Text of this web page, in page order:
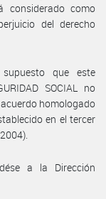
considerado como
del derecho
que este
SOCIAL no
homologado
en el tercer
dése a la Dirección